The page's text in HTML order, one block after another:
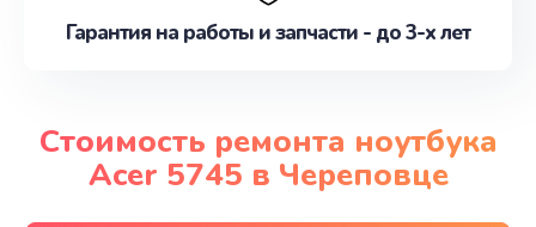
Гарантия на работы и запчасти - до 3-х лет
Стоимость ремонта ноутбука
Acer 5745 в Череповце